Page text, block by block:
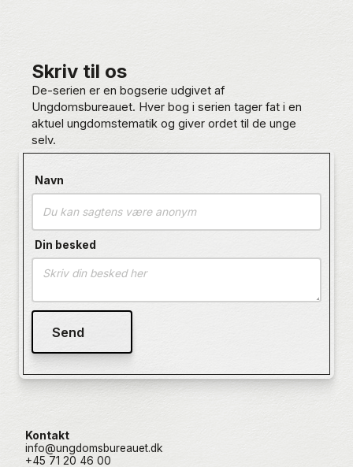
Skriv til os
De-serien er en bogserie udgivet af
Ungdomsbureauet. Hver bog i serien tager fat i en
aktuel ungdomstematik og giver ordet til de unge
selv.
Navn
Din besked
Kontakt
info@ungdomsbureauet.dk
+45 71 20 46 00